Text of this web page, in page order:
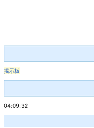
掲示板
04:09:32